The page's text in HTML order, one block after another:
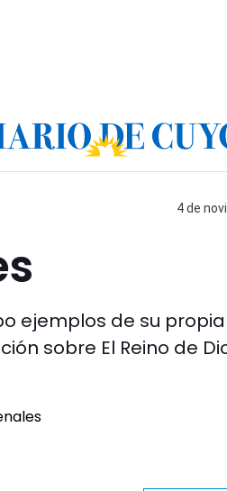
4 de
ejemplos de su
sobre El Reino de